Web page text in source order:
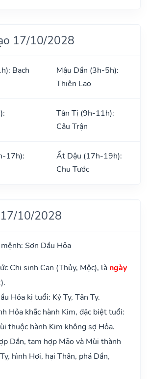
17/10/2028
Bạch
Mậu Dần (3h-5h):
Thiên Lao
Tân Tị (9h-11h):
Câu Trận
17h):
Ất Dậu (17h-19h):
Chu Tước
10/2028
Sơn Dầu Hỏa
Chi sinh Can (Thủy, Mộc), là ngày
Hỏa kị tuổi: Kỷ Tỵ, Tân Tỵ.
Hỏa khắc hành Kim, đặc biệt tuổi:
thuộc hành Kim không sợ Hỏa.
Dần, tam hợp Mão và Mùi thành
hình Hợi, hại Thân, phá Dần,